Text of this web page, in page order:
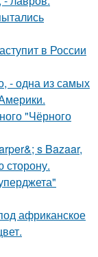
в России
- одна из самых
"Чёрного
s Bazaar,
сторону.
африканское